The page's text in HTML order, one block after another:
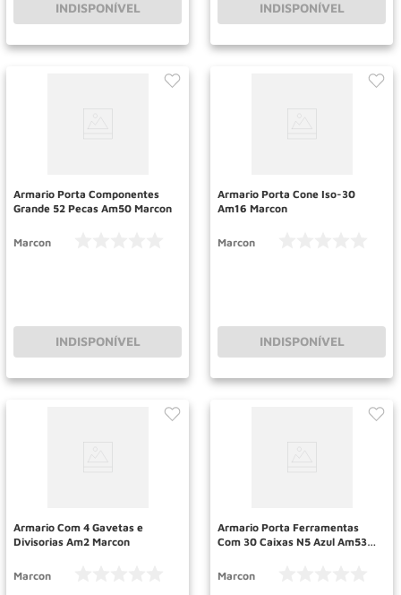
INDISPONÍVEL INDISPONÍVEL
Armario Porta Componentes
Grande 52 Pecas Am50 Marcon
Marcon
INDISPONÍVEL
Armario Porta Cone Iso-30
Am16 Marcon
Marcon
INDISPONÍVEL
Armario Com 4 Gavetas e
Divisorias Am2 Marcon
Marcon
Armario Porta Ferramentas
Com 30 Caixas N5 Azul Am53
Marcon